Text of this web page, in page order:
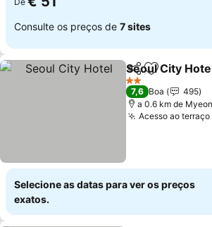
Consulte os preços de 7 sites
PartilharAdicionar
Seoul City
2 Estrelas
7,6 Boa
495
a 0.6 km de
Acesso ao
Selecione as datas para ver os preços
exatos.